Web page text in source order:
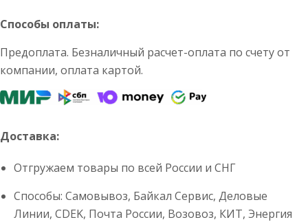
Способы оплаты:
Предоплата. Безналичный расчет-оплата по счету от
компании, оплата картой.
Доставка:
Отгружаем товары по всей России и СНГ
Способы: Самовывоз, Байкал Сервис, Деловые
Линии, CDEK, Почта России, Возовоз, КИТ, Энергия